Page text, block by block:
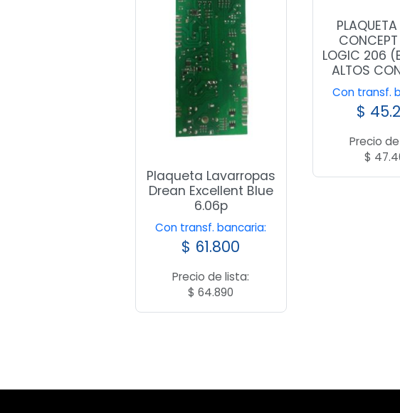
Plaqueta Lavarropas
Drean Excellent Blue
6.06p
Con transf. bancaria:
$ 61.800
Precio de lista:
$ 64.890
LOGIC 206
ALTOS
Con transf.
$
Precio
$